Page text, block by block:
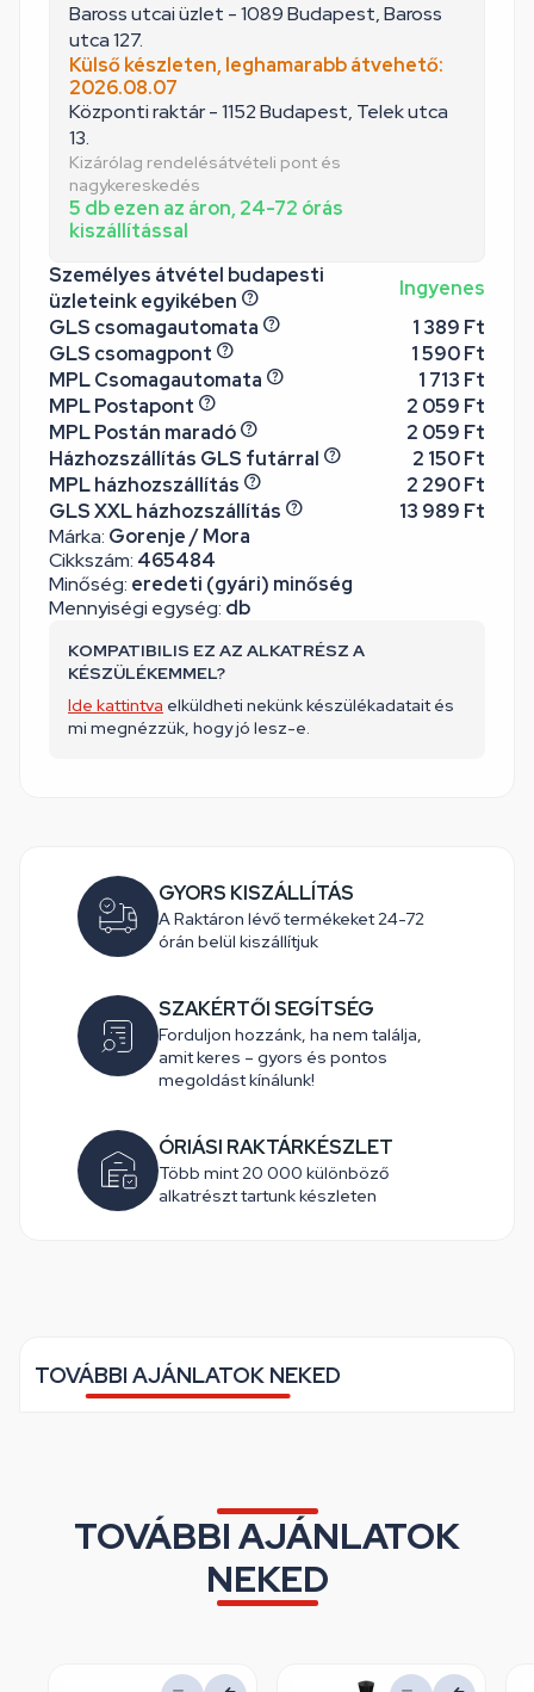
Márka: Gorenje / Mora
Cikkszám: 465484
Minőség: eredeti (gyári) minőség
Mennyiségi egység: db
Baross utcai üzlet - 1089 Budapest, Baross
utca 127.
Külső készleten, leghamarabb átvehető:
2026.08.07
Központi raktár - 1152 Budapest, Telek utca
13.
Kizárólag rendelésátvételi pont és
nagykereskedés
5 db ezen az áron, 24-72 órás
kiszállítással
Személyes átvétel budapesti
üzleteink egyikében
Ingyenes
GLS csomagautomata
1 389 Ft
GLS csomagpont
1 590 Ft
MPL Csomagautomata
1 713 Ft
MPL Postapont
2 059 Ft
MPL Postán maradó
2 059 Ft
Házhozszállítás GLS futárral
2 150 Ft
MPL házhozszállítás
2 290 Ft
GLS XXL házhozszállítás
13 989 Ft
KOMPATIBILIS EZ AZ ALKATRÉSZ A
KÉSZÜLÉKEMMEL?
Ide kattintva elküldheti nekünk készülékadatait és
mi megnézzük, hogy jó lesz-e.
GYORS KISZÁLLÍTÁS
A Raktáron lévő termékeket 24-72
órán belül kiszállítjuk
SZAKÉRTŐI SEGÍTSÉG
Forduljon hozzánk, ha nem találja,
amit keres – gyors és pontos
megoldást kínálunk!
ÓRIÁSI RAKTÁRKÉSZLET
Több mint 20 000 különböző
alkatrészt tartunk készleten
TOVÁBBI AJÁNLATOK NEKED
TOVÁBBI AJÁNLATOK
NEKED